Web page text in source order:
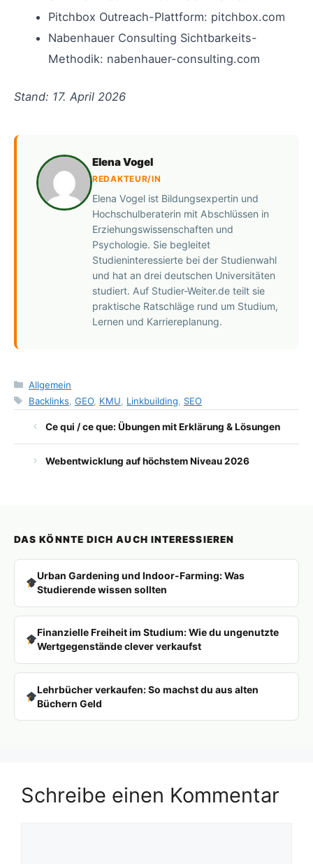
Pitchbox Outreach-Plattform: pitchbox.com
Nabenhauer Consulting Sichtbarkeits-
Methodik: nabenhauer-consulting.com
Stand: 17. April 2026
Elena Vogel
REDAKTEUR/IN
Elena Vogel ist Bildungsexpertin und
Hochschulberaterin mit Abschlüssen in
Erziehungswissenschaften und
Psychologie. Sie begleitet
Studieninteressierte bei der Studienwahl
und hat an drei deutschen Universitäten
studiert. Auf Studier-Weiter.de teilt sie
praktische Ratschläge rund um Studium,
Lernen und Karriereplanung.
Kategorien
Allgemein
Schlagwörter
Backlinks GEO, KMU Linkbuilding SEO
Ce qui / ce que: Übungen mit Erklärung & Lösungen
Webentwicklung auf höchstem Niveau 2026
DAS KÖNNTE DICH AUCH INTERESSIEREN
Urban Gardening und Indoor-Farming: Was
Studierende wissen sollten
Finanzielle Freiheit im Studium: Wie du ungenutzte
Wertgegenstände clever verkaufst
Lehrbücher verkaufen: So machst du aus alten
Büchern Geld
Schreibe einen Kommentar